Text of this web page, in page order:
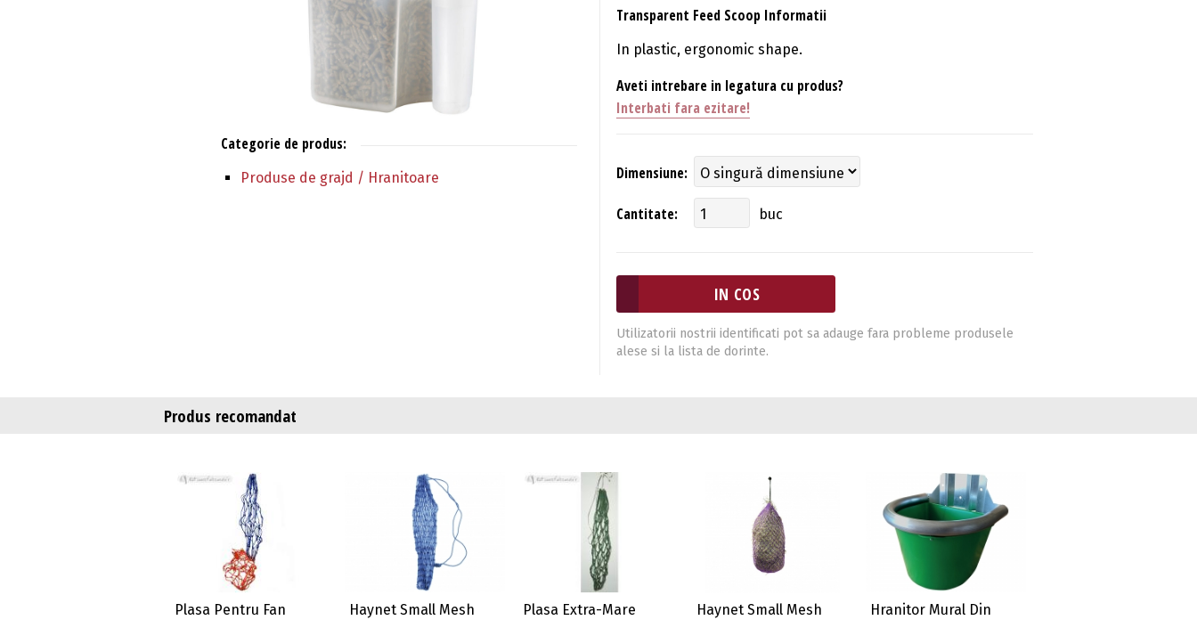
Transparent Feed Scoop Informatii
In plastic, ergonomic shape.
Aveti intrebare in legatura cu produs?
Interbati fara ezitare!
Dimensiune:
Cantitate: buc
Utilizatorii nostrii identificati pot sa adauge fara probleme produsele
alese si la lista de dorinte.
Categorie de produs:
Produse de grajd / Hranitoare
Produs recomandat
Plasa Pentru Fan Haynet Small Mesh
Plasa Extra-Mare
Haynet Small Mesh
Hranitor Mural Din